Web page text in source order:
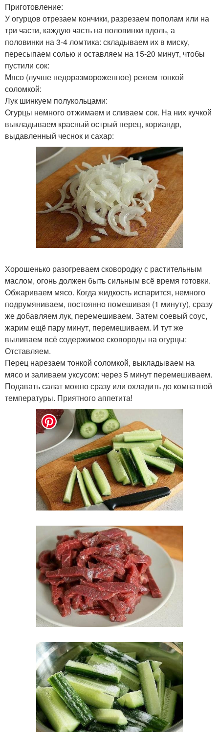
Приготовление:
У огурцов отрезаем кончики, разрезаем пополам или на
три части, каждую часть на половинки вдоль, а
половинки на 3-4 ломтика: складываем их в миску,
пересыпаем солью и оставляем на 15-20 минут, чтобы
пустили сок:
Мясо (лучше недоразмороженное) режем тонкой
соломкой:
Лук шинкуем полукольцами:
Огурцы немного отжимаем и сливаем сок. На них кучкой
выкладываем красный острый перец, кориандр,
выдавленный чеснок и сахар:
Хорошенько разогреваем сковородку с растительным
маслом, огонь должен быть сильным всё время готовки.
Обжариваем мясо. Когда жидкость испарится, немного
подрумяниваем, постоянно помешивая (1 минуту), сразу
же добавляем лук, перемешиваем. Затем соевый соус,
жарим ещё пару минут, перемешиваем. И тут же
выливаем всё содержимое сковороды на огурцы:
Отставляем.
Перец нарезаем тонкой соломкой, выкладываем на
мясо и заливаем уксусом: через 5 минут перемешиваем.
Подавать салат можно сразу или охладить до комнатной
температуры. Приятного аппетита!